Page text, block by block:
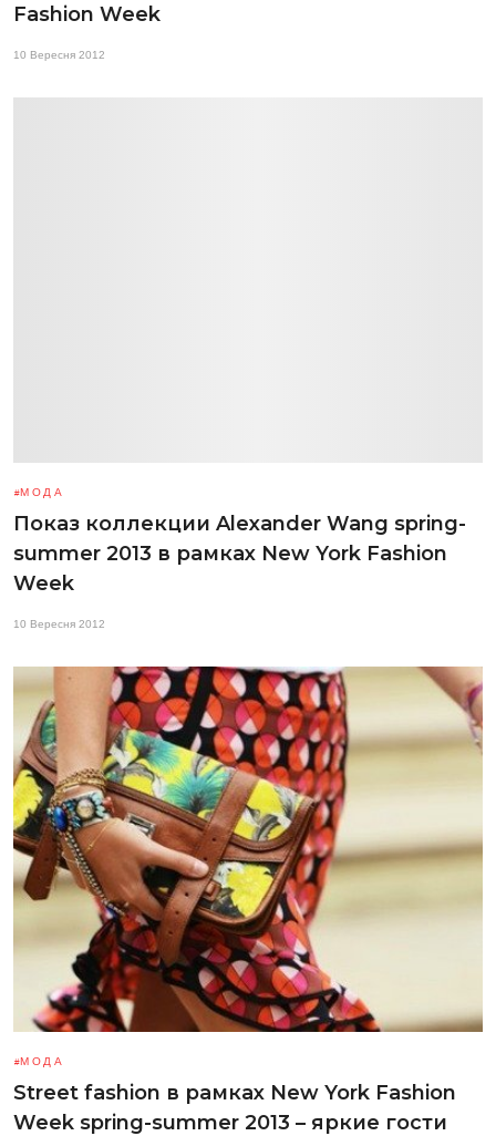
Fashion Week
10 Вересня 2012
МОДА
Показ коллекции Alexander Wang spring-
summer 2013 в рамках New York Fashion
Week
10 Вересня 2012
МОДА
Street fashion в рамках New York Fashion
Week spring-summer 2013 – яркие гости